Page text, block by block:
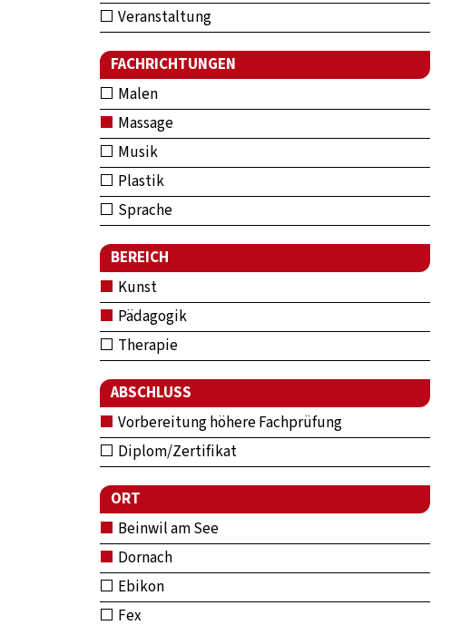
Veranstaltung
FACHRICHTUNGEN
Malen
Massage
Musik
Plastik
Sprache
BEREICH
Kunst
Pädagogik
Therapie
ABSCHLUSS
Vorbereitung höhere Fachprüfung
Diplom/Zertifikat
ORT
Beinwil am See
Dornach
Ebikon
Fex